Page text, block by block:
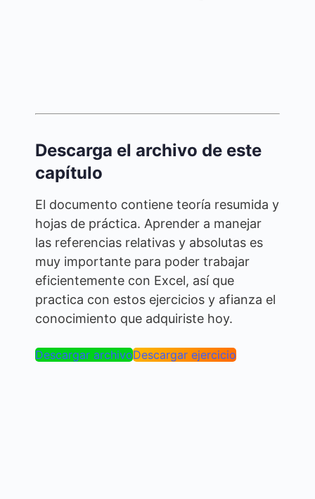
Descarga el archivo de este
capítulo
El documento contiene teoría resumida y
hojas de práctica. Aprender a manejar
las referencias relativas y absolutas es
muy importante para poder trabajar
eficientemente con Excel, así que
practica con estos ejercicios y afianza el
conocimiento que adquiriste hoy.
Descargar archivoDescargar ejercicio